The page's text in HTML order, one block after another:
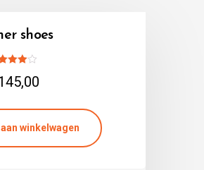
shoes
5
winkelwagen